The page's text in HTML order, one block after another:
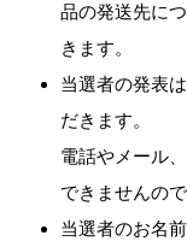
品の発送先に
きます。
当選者の発表
だきます。
電話やメール
できませんの
当選者のお名